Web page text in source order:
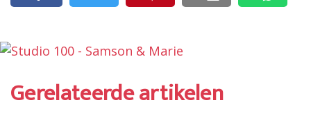
Gerelateerde artikelen